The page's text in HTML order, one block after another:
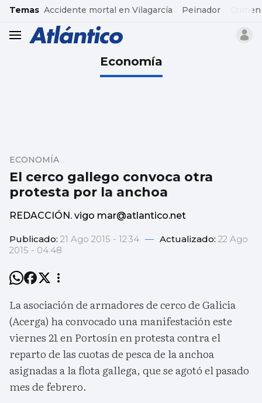
common.go-to-content
Temas Accidente mortal en Vilagarcía Peinador
header.menu.open
Economía
El cerco gallego convoca otra
protesta por la anchoa
ECONOMÍA
REDACCIÓN. vigo mar@atlantico.net
Publicado: 21 Ago 2015 - 12:34 — Actualizado: 22 Ago
2015 - 04:48
La asociación de armadores de cerco de Galicia
(Acerga) ha convocado una manifestación este
viernes 21 en Portosín en protesta contra el
reparto de las cuotas de pesca de la anchoa
asignadas a la flota gallega, que se agotó el pasado
mes de febrero.